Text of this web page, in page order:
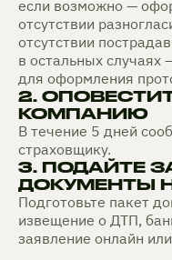
если возможно —
отсутствии
отсутствии
в остальных
для оформления
2.
КОМПАНИЮ
В течение 5 дней
страховщику.
3. ПОДАЙТЕ
ДОКУМЕНТЫ
Подготовьте пакет
извещение о ДТП,
заявление онлайн